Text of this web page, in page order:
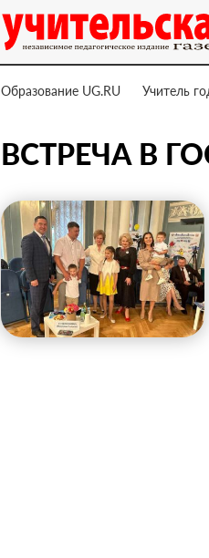
Образование UG.RU Учитель
ВСТРЕЧА В